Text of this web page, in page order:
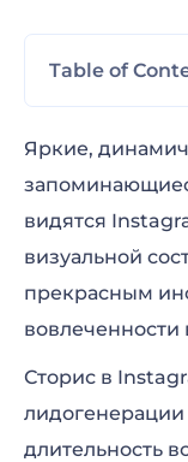
Table of
Набор
Яркие,
видятся
визуальной
прекрасным
вовлеченности
Сторис в
длительность